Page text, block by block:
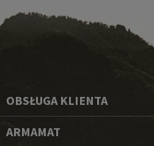
OBSŁUGA KLIENTA
ARMAMAT